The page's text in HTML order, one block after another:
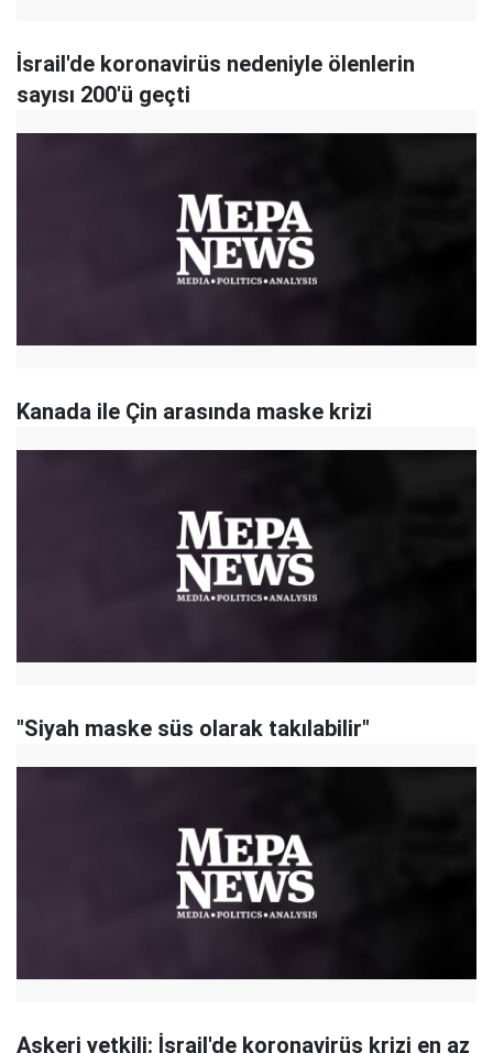
İsrail'de koronavirüs nedeniyle ölenlerin
sayısı 200'ü geçti
Kanada ile Çin arasında maske krizi
"Siyah maske süs olarak takılabilir"
Askeri yetkili: İsrail'de koronavirüs krizi en az